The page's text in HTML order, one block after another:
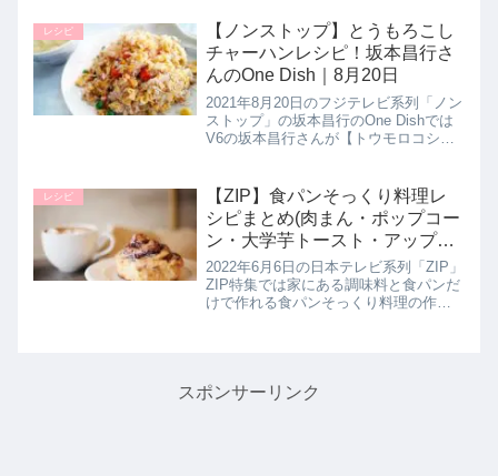
このレシピは国分太一さんレシピで
す。>>男子ごはん記事一覧はこ...
レシピ
【ノンストップ】とうもろこし
チャーハンレシピ！坂本昌行さ
んのOne Dish｜8月20日
2021年8月20日のフジテレビ系列「ノン
ストップ」の坂本昌行のOne Dishでは
V6の坂本昌行さんが【トウモロコシチ
モロコシをイメージしたという坂本流
のチャーハンは焦が...
レシピ
【ZIP】食パンそっくり料理レ
シピまとめ(肉まん・ポップコー
ン・大学芋トースト・アップル
シナモンロールなど)食パンそっ
くり料理｜6月6日
2022年6月6日の日本テレビ系列「ZIP」
ZIP特集では家にある調味料と食パンだ
けで作れる食パンそっくり料理の作り
スポンサーリンク